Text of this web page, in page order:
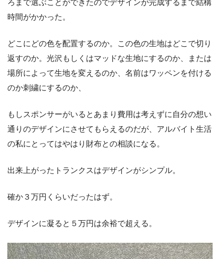
ろまで選ぶことができたのでデザインが完成するまで結構
時間がかかった。
どこにどの色を配置するのか。この色の生地はどこで切り
返すのか。光沢もしくはマッドな生地にするのか、または
場所によって生地を変えるのか、名前はワッペンを付ける
のか刺繍にするのか、
もしスポンサーがいるとあまり費用は考えずに自分の想い
通りのデザインにさせてもらえるのだが、アルバイト生活
の私にとってはやはり財布との相談になる。
出来上がったトランクスはデザインがシンプル。
確か３万円くらいだったはず。
デザインに凝ると５万円は余裕で超える。